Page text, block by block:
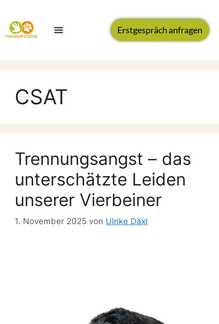
Erstgespräch anfragen
CSAT
Trennungsangst – das
unterschätzte Leiden
unserer Vierbeiner
1. November 2025 von Ulrike Däxl